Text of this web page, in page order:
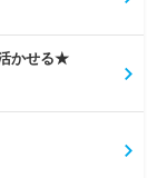
かせる★